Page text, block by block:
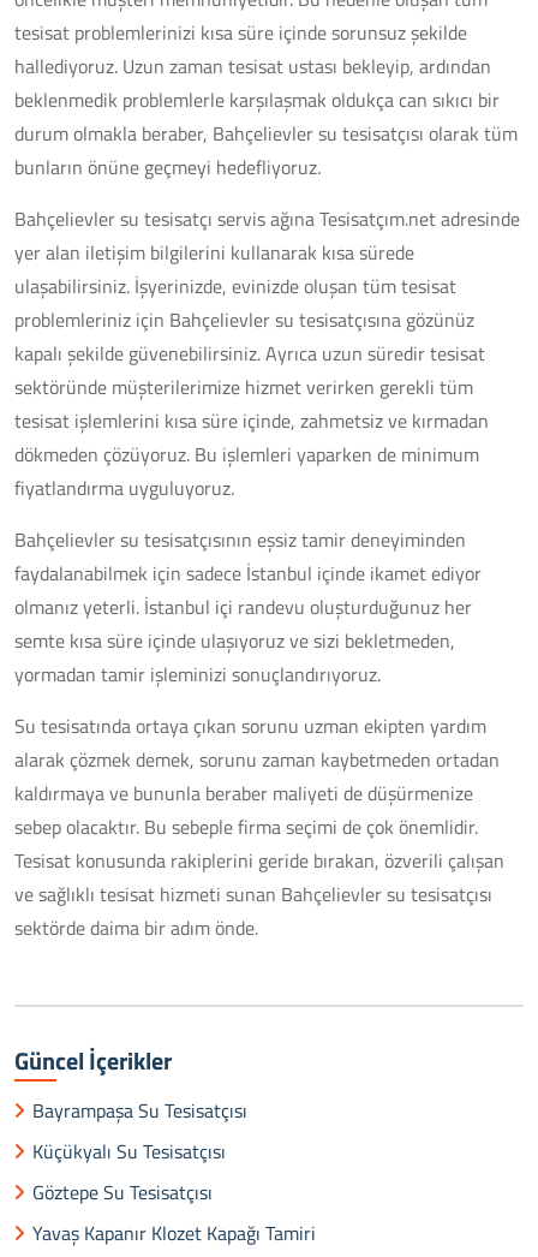
tesisat problemlerinizi kısa süre içinde sorunsuz şekilde
hallediyoruz. Uzun zaman tesisat ustası bekleyip, ardından
beklenmedik problemlerle karşılaşmak oldukça can sıkıcı bir
durum olmakla beraber, Bahçelievler su tesisatçısı olarak tüm
bunların önüne geçmeyi hedefliyoruz.
Bahçelievler su tesisatçı servis ağına Tesisatçım.net adresinde
yer alan iletişim bilgilerini kullanarak kısa sürede
ulaşabilirsiniz. İşyerinizde, evinizde oluşan tüm tesisat
problemleriniz için Bahçelievler su tesisatçısına gözünüz
kapalı şekilde güvenebilirsiniz. Ayrıca uzun süredir tesisat
sektöründe müşterilerimize hizmet verirken gerekli tüm
tesisat işlemlerini kısa süre içinde, zahmetsiz ve kırmadan
dökmeden çözüyoruz. Bu işlemleri yaparken de minimum
fiyatlandırma uyguluyoruz.
Bahçelievler su tesisatçısının eşsiz tamir deneyiminden
faydalanabilmek için sadece İstanbul içinde ikamet ediyor
olmanız yeterli. İstanbul içi randevu oluşturduğunuz her
semte kısa süre içinde ulaşıyoruz ve sizi bekletmeden,
yormadan tamir işleminizi sonuçlandırıyoruz.
Su tesisatında ortaya çıkan sorunu uzman ekipten yardım
alarak çözmek demek, sorunu zaman kaybetmeden ortadan
kaldırmaya ve bununla beraber maliyeti de düşürmenize
sebep olacaktır. Bu sebeple firma seçimi de çok önemlidir.
Tesisat konusunda rakiplerini geride bırakan, özverili çalışan
ve sağlıklı tesisat hizmeti sunan Bahçelievler su tesisatçısı
sektörde daima bir adım önde.
Güncel İçerikler
Bayrampaşa Su Tesisatçısı
Küçükyalı Su Tesisatçısı
Göztepe Su Tesisatçısı
Yavaş Kapanır Klozet Kapağı Tamiri